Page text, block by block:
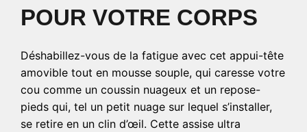
POUR VOTRE CORPS
Déshabillez-vous de la fatigue avec cet appui-tête
amovible tout en mousse souple, qui caresse votre
cou comme un coussin nuageux et un repose-
pieds qui, tel un petit nuage sur lequel s’installer,
se retire en un clin d’œil. Cette assise ultra